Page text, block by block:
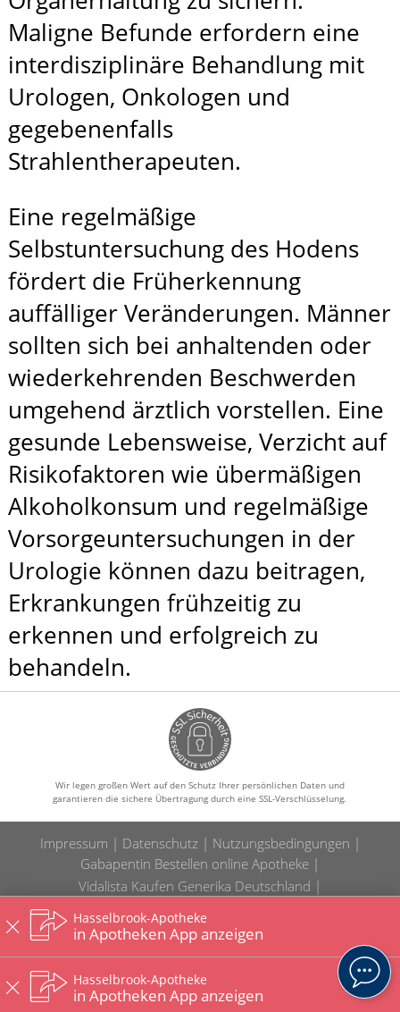
Maligne Befunde erfordern eine
interdisziplinäre Behandlung mit
Urologen, Onkologen und
gegebenenfalls
Strahlentherapeuten.
Eine regelmäßige
Selbstuntersuchung des Hodens
fördert die Früherkennung
auffälliger Veränderungen. Männer
sollten sich bei anhaltenden oder
wiederkehrenden Beschwerden
umgehend ärztlich vorstellen. Eine
gesunde Lebensweise, Verzicht auf
Risikofaktoren wie übermäßigen
Alkoholkonsum und regelmäßige
Vorsorgeuntersuchungen in der
Urologie können dazu beitragen,
Erkrankungen frühzeitig zu
erkennen und erfolgreich zu
behandeln.
Wir legen großen Wert auf den Schutz Ihrer persönlichen Daten und
garantieren die sichere Übertragung durch eine SSL-Verschlüsselung.
Impressum Datenschutz
Nutzungsbedingungen
Gabapentin Bestellen online Apotheke
Vidalista Kaufen Generika Deutschland
Ivermectin Kaufen günstig Apotheke
Tretinoin Bestellen Preis Apotheke
Misoprostol Bestellen online Preis
Ozempic Kaufen Apotheke Deutschland
Hasselbrook-Apotheke
in Apotheken App anzeigen
Hasselbrook-Apotheke
in Apotheken App anzeigen